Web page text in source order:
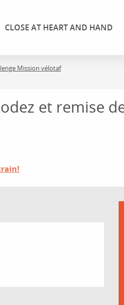
CLOSE AT HEART AND HAND
Mission vélotaf
et remise